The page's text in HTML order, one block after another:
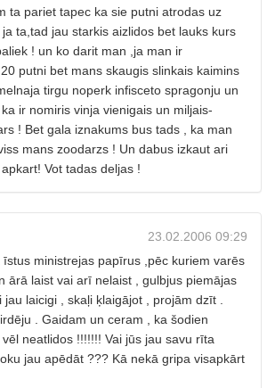
ta pariet tapec ka sie putni atrodas uz
ta,tad jau starkis aizlidos bet lauks kurs
! un ko darit man ,ja man ir
putni bet mans skaugis slinkais kaimins
tirgu noperk infisceto spragonju un
ir nomiris vinja vienigais un miljais-
! Bet gala iznakums bus tads , ka man
mans zoodarzs ! Un dabus izkaut ari
Vot tadas deljas !
23.02.2006 09:29
īstus ministrejas papīrus ,pēc kuriem varēs
ārā laist vai arī nelaist , gulbjus piemājas
laicigi , skaļi ķlaigājot , projām dzīt .
. Gaidam un ceram , ka šodien
neatlidos !!!!!!! Vai jūs jau savu rīta
jau apēdāt ??? Kā nekā gripa visapkārt